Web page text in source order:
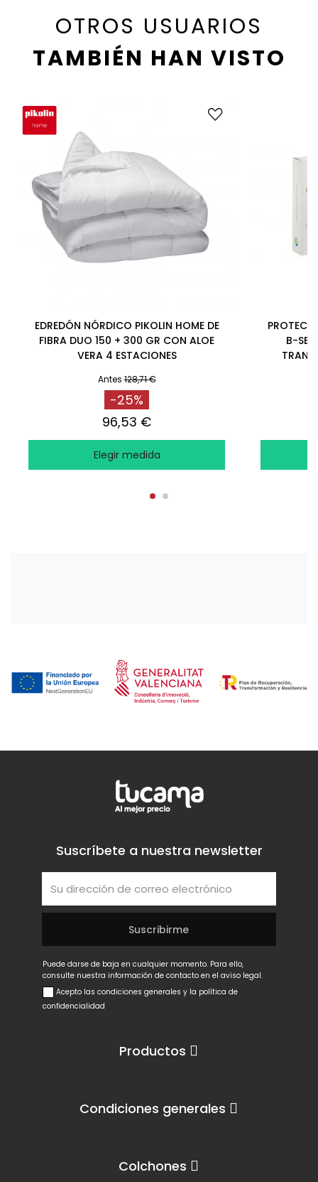
OTROS USUARIOS
TAMBIÉN HAN VISTO
EDREDÓN NÓRDICO PIKOLIN HOME DE
FIBRA DUO 150 + 300 GR CON ALOE
VERA 4 ESTACIONES
Antes 128,71 €
-25%
96,53 €
Elegir medida
B-
Productos
Condiciones generales
Colchones
Suscríbete a nuestra newsletter
Puede darse de baja en cualquier momento. Para ello,
consulte nuestra información de contacto en el aviso legal.
Acepto las condiciones generales y la política de
confidencialidad